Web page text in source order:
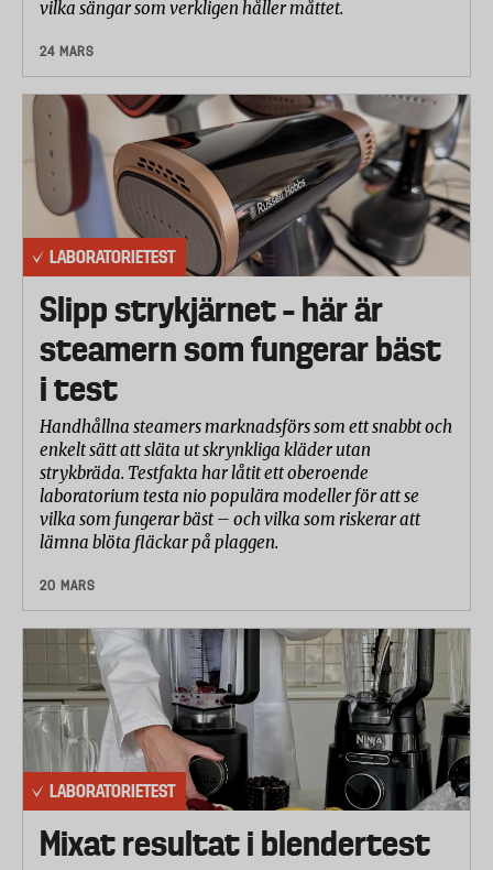
vilka sängar som verkligen håller måttet.
24 MARS
LABORATORIETEST
Slipp strykjärnet – här är
steamern som fungerar bäst
i test
Handhållna steamers marknadsförs som ett snabbt och
enkelt sätt att släta ut skrynkliga kläder utan
strykbräda. Testfakta har låtit ett oberoende
laboratorium testa nio populära modeller för att se
vilka som fungerar bäst – och vilka som riskerar att
lämna blöta fläckar på plaggen.
20 MARS
LABORATORIETEST
Mixat resultat i blendertest